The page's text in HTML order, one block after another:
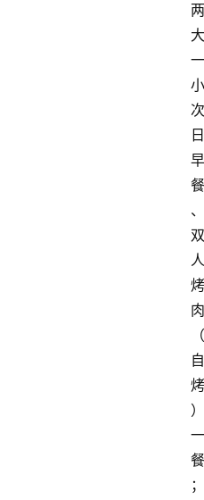
两
大
一
小
次
日
早
餐
、
双
人
烤
肉
（
自
烤
）
一
餐
；